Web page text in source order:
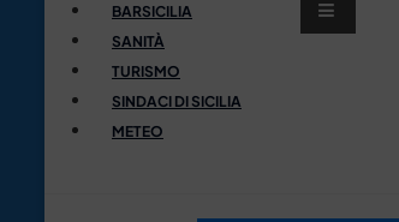
BARSICILIA
SANITÀ
TURISMO
SINDACI DI SICILIA
METEO